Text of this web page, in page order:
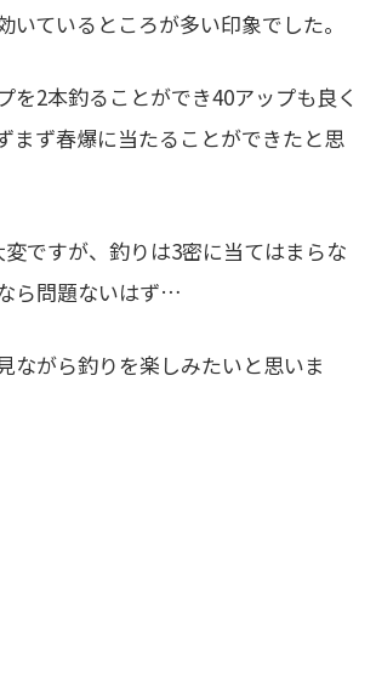
いているところが多い印象でした。
を2本釣ることができ40アップも良く
まず春爆に当たることができたと思
ですが、釣りは3密に当てはまらな
ら問題ないはず…
ながら釣りを楽しみたいと思いま